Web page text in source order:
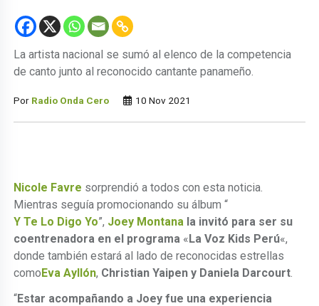
La artista nacional se sumó al elenco de la competencia
de canto junto al reconocido cantante panameño.
Por Radio Onda Cero 10 Nov 2021
Nicole Favre sorprendió a todos con esta noticia.
Mientras seguía promocionando su álbum “
Y Te Lo Digo Yo”, Joey Montana la invitó para ser su
coentrenadora en el programa «La Voz Kids Perú«,
donde también estará al lado de reconocidas estrellas
comoEva Ayllón, Christian Yaipen y Daniela Darcourt.
“Estar acompañando a Joey fue una experiencia